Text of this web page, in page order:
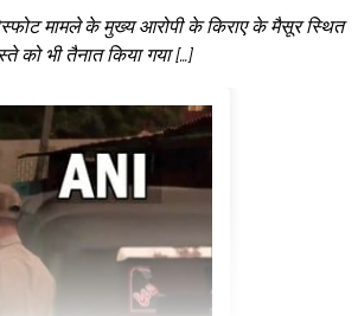
मामले के मुख्य आरोपी के किराए के मैसूर स्थित
को भी तैनात किया गया […]